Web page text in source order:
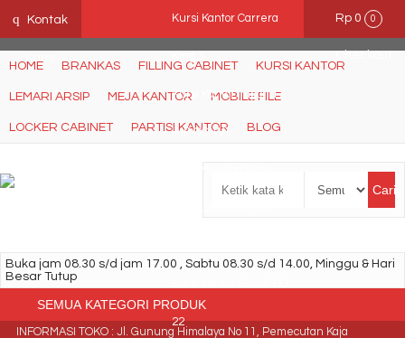
q Kontak Kursi Kantor Carrera
Kursi Kantor Importa
IMP OC-W1
22
Rp 0 0
HOME
BRANKAS FILLING CABINET KURSI KANTOR
LEMARI ARSIP MEJA KANTOR MOBILE FILE
LOCKER CABINET PARTISI KANTOR BLOG
Cari
Buka jam 08.30 s/d jam 17.00 , Sabtu 08.30 s/d 14.00, Minggu & Hari
Besar Tutup
SEMUA KATEGORI PRODUK
INFORMASI TOKO : Jl. Gunung Himalaya No 11, Pemecutan Kaja